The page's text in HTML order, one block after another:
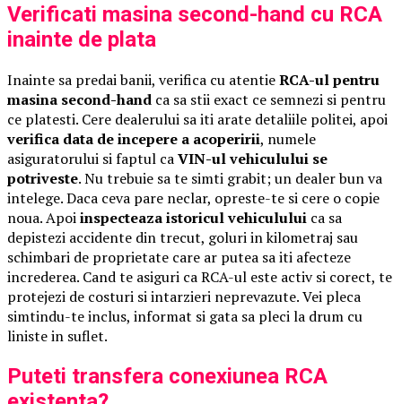
Verificati masina second-hand cu RCA
inainte de plata
Inainte sa predai banii, verifica cu atentieRCA-ul pentru
masina second-hand ca sa stii exact ce semnezi si pentru
ce platesti. Cere dealerului sa iti arate detaliile politei, apoi
verifica data de incepere a acoperirii, numele
asiguratorului si faptul caVIN-ul vehiculului se
potriveste. Nu trebuie sa te simti grabit; un dealer bun va
intelege. Daca ceva pare neclar, opreste-te si cere o copie
noua. Apoiinspecteaza istoricul vehiculului ca sa
depistezi accidente din trecut, goluri in kilometraj sau
schimbari de proprietate care ar putea sa iti afecteze
increderea. Cand te asiguri ca RCA-ul este activ si corect, te
protejezi de costuri si intarzieri neprevazute. Vei pleca
simtindu-te inclus, informat si gata sa pleci la drum cu
liniste in suflet.
Puteti transfera conexiunea RCA